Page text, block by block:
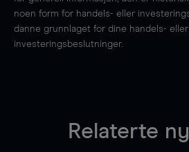
noen form for handels- eller
danne grunnlaget for dine handels- eller
investeringsbeslutninger.
Relaterte